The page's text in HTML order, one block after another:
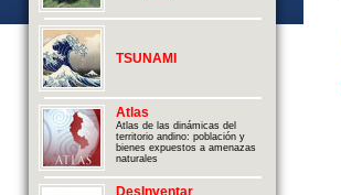
TSUNAMI
Atlas
Atlas de las dinámicas del
territorio andino: población y
bienes expuestos a amenazas
naturales
DesInventar